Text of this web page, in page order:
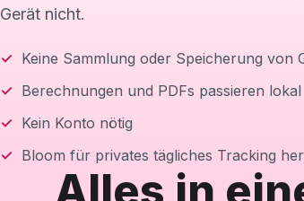
Gerät nicht.
Keine Sammlung oder Speicherung von
Berechnungen und PDFs passieren lokal
Kein Konto nötig
Bloom für privates tägliches Tracking